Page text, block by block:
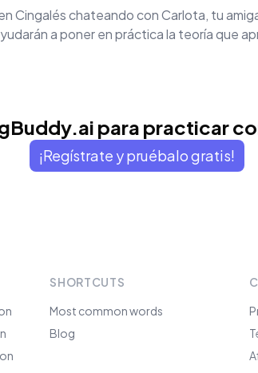
Cingalés chateando con Carlota, tu
a poner en práctica la teoría que
para practicar
¡Regístrate y pruébalo gratis!
SHORTCUTS
Most common words
Blog